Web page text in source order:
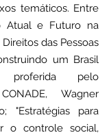
temáticos. Entre
Atual e Futuro na
das Pessoas
um Brasil
proferida pelo
Wagner
"Estratégias para
o controle social,